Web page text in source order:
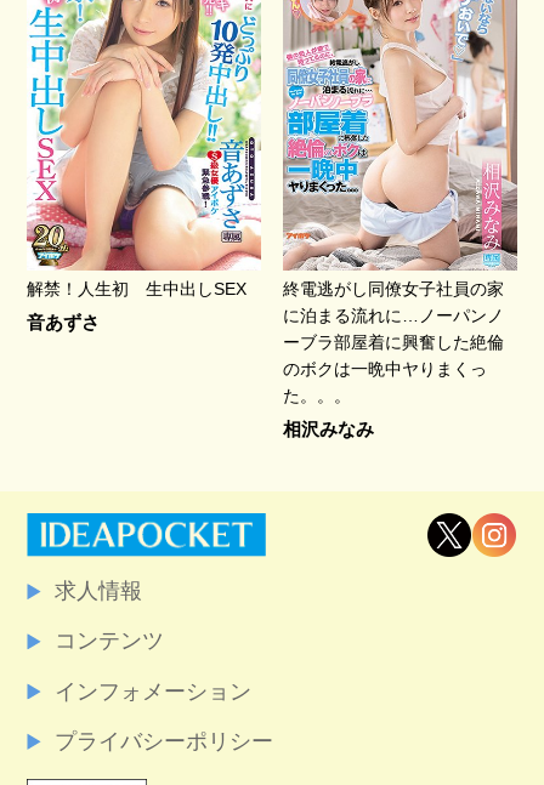
解禁！人生初 生中出しSEX
音あずさ
終電逃がし同僚女子社員の家
に泊まる流れに…ノーパンノ
ーブラ部屋着に興奮した絶倫
のボクは一晩中ヤりまくっ
た。。。
相沢みなみ
求人情報
コンテンツ
インフォメーション
プライバシーポリシー